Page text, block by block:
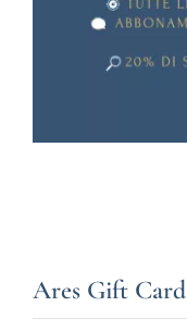
Ares Gift Card